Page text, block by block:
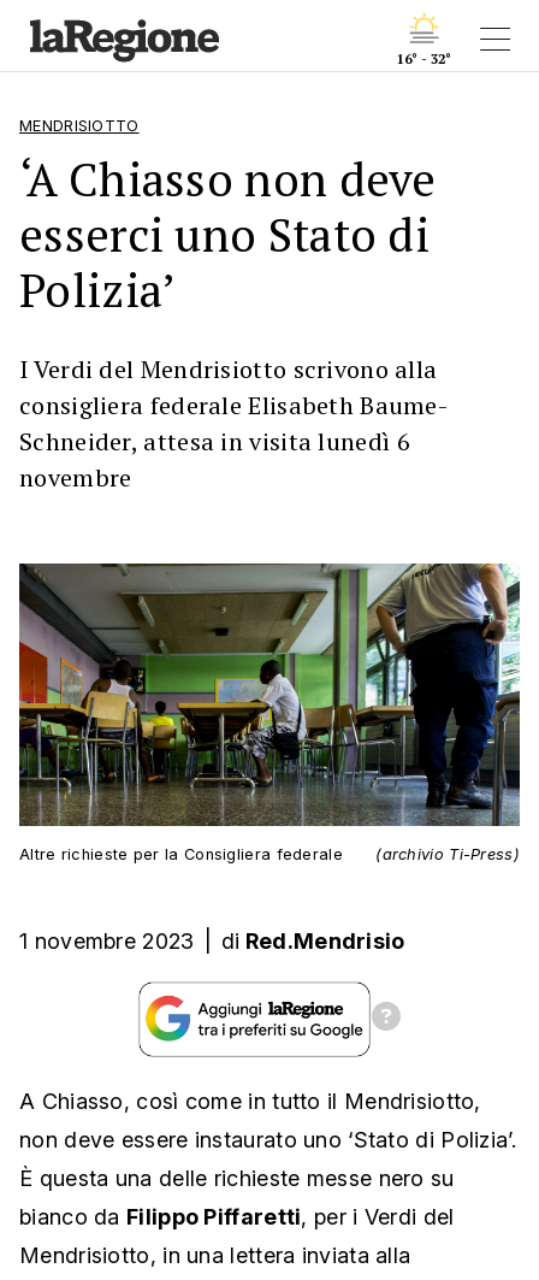
16° - 32°
MENDRISIOTTO
‘A Chiasso non deve
esserci uno Stato di
Polizia’
I Verdi del Mendrisiotto scrivono alla
consigliera federale Elisabeth Baume-
Schneider, attesa in visita lunedì 6
novembre
Altre richieste per la Consigliera federale (archivio Ti-Press)
1 novembre 2023 di Red.Mendrisio
A Chiasso, così come in tutto il Mendrisiotto,
non deve essere instaurato uno ‘Stato di Polizia’.
È questa una delle richieste messe nero su
bianco da Filippo Piffaretti, per i Verdi del
Mendrisiotto, in una lettera inviata alla